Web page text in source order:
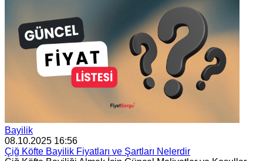
Bayilik
08.10.2025 16:56
Çiğ Köfte Bayilik Fiyatları ve Şartları Nelerdir